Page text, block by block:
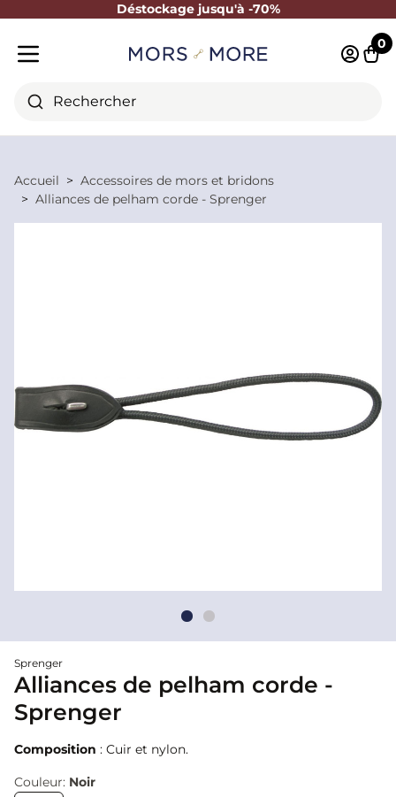
Déstockage jusqu'à -70%
Fermer
Rechercher
0
Accueil
Accessoires de mors et bridons
Alliances de pelham corde - Sprenger
Sprenger
Alliances de pelham corde -
Sprenger
Composition : Cuir et nylon.
Couleur: Noir